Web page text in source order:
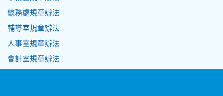
總務處規章辦法
輔導室規章辦法
人事室規章辦法
會計室規章辦法